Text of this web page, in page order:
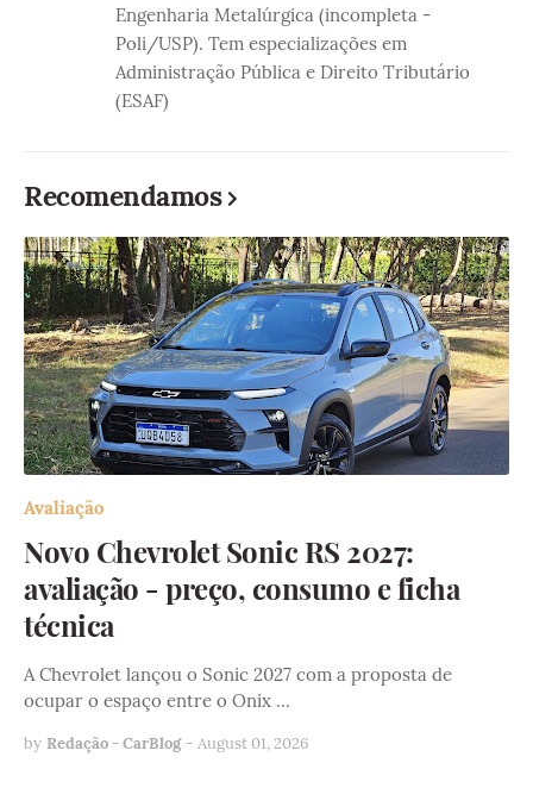
Engenharia Metalúrgica (incompleta -
Poli/USP). Tem especializações em
Administração Pública e Direito Tributário
(ESAF)
Recomendamos
Avaliação
Novo Chevrolet Sonic RS 2027:
avaliação - preço, consumo e ficha
técnica
A Chevrolet lançou o Sonic 2027 com a proposta de
ocupar o espaço entre o Onix …
by Redação - CarBlog - August 01, 2026